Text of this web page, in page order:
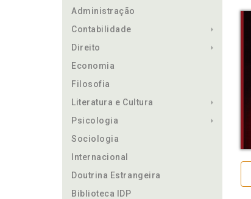
Administração
Contabilidade
Direito
Economia
Filosofia
Literatura e Cultura
Psicologia
Sociologia
Internacional
Doutrina Estrangeira
Biblioteca IDP